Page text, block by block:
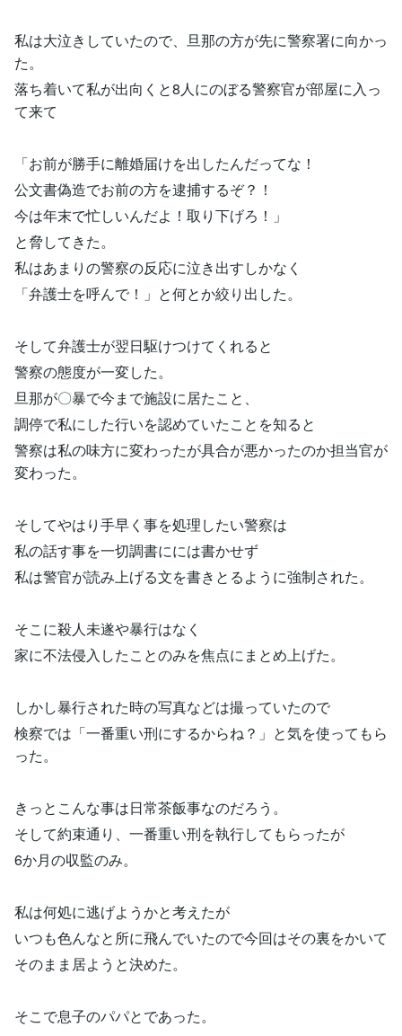
私は大泣きしていたので、旦那の方が先に警察署に向かっ
た。
落ち着いて私が出向くと8人にのぼる警察官が部屋に入っ
て来て
「お前が勝手に離婚届けを出したんだってな！
公文書偽造でお前の方を逮捕するぞ？！
今は年末で忙しいんだよ！取り下げろ！」
と脅してきた。
私はあまりの警察の反応に泣き出すしかなく
「弁護士を呼んで！」と何とか絞り出した。
そして弁護士が翌日駆けつけてくれると
警察の態度が一変した。
旦那が〇暴で今まで施設に居たこと、
調停で私にした行いを認めていたことを知ると
警察は私の味方に変わったが具合が悪かったのか担当官が
変わった。
そしてやはり手早く事を処理したい警察は
私の話す事を一切調書にには書かせず
私は警官が読み上げる文を書きとるように強制された。
そこに殺人未遂や暴行はなく
家に不法侵入したことのみを焦点にまとめ上げた。
しかし暴行された時の写真などは撮っていたので
検察では「一番重い刑にするからね？」と気を使ってもら
った。
きっとこんな事は日常茶飯事なのだろう。
そして約束通り、一番重い刑を執行してもらったが
6か月の収監のみ。
私は何処に逃げようかと考えたが
いつも色んなと所に飛んでいたので今回はその裏をかいて
そのまま居ようと決めた。
そこで息子のパパとであった。